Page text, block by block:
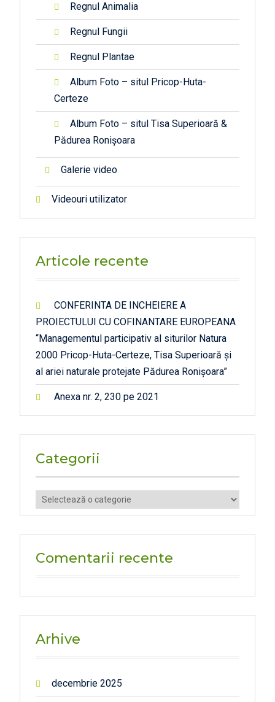
Regnul Animalia
Regnul Fungii
Regnul Plantae
Album Foto – situl Pricop-Huta-
Certeze
Album Foto – situl Tisa Superioară &
Pădurea Ronișoara
Galerie video
Videouri utilizator
Articole recente
CONFERINTA DE INCHEIERE A
PROIECTULUI CU COFINANTARE EUROPEANA
“Managementul participativ al siturilor Natura
2000 Pricop-Huta-Certeze, Tisa Superioară și
al ariei naturale protejate Pădurea Ronișoara”
Anexa nr. 2, 230 pe 2021
Categorii
Categorii
Comentarii recente
Arhive
decembrie 2025